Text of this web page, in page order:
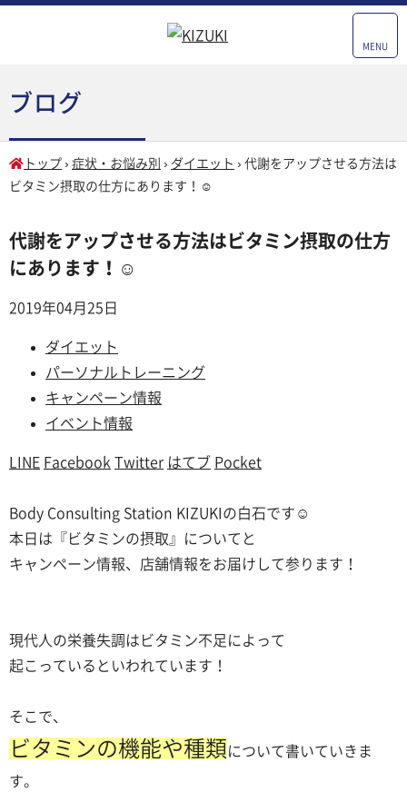
MENU
ブログ
トップ › 症状・お悩み別 › ダイエット › 代謝をアップさせる方法は
ビタミン摂取の仕方にあります！☺
代謝をアップさせる方法はビタミン摂取の仕方
にあります！☺
2019年04月25日
ダイエット
パーソナルトレーニング
キャンペーン情報
イベント情報
LINE Facebook Twitter はてブ Pocket
Body Consulting Station KIZUKIの白石です☺
本日は『ビタミンの摂取』についてと
キャンぺーン情報、店舗情報をお届けして参ります！
現代人の栄養失調はビタミン不足によって
起こっているといわれています！
そこで、
ビタミンの機能や種類について書いていきま
す。